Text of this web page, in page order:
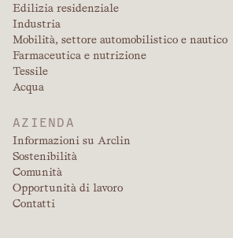
Edilizia residenziale
Industria
Mobilità, settore automobilistico e nautico
Farmaceutica e nutrizione
Tessile
Acqua
AZIENDA
Informazioni su Arclin
Sostenibilità
Comunità
Opportunità di lavoro
Contatti